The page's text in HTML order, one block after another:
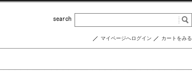
マイページへログイン カートをみる